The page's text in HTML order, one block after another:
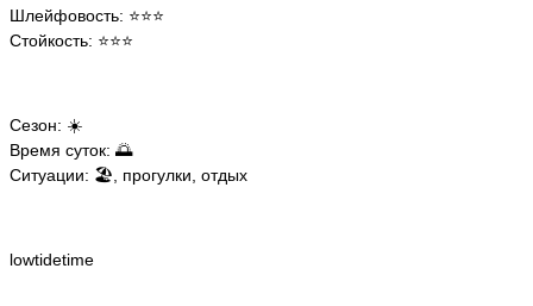
Шлейфовость: ⭐⭐⭐
Стойкость: ⭐⭐⭐
Сезон: ☀️
Время суток: 🌅
Ситуации: 🏖️, прогулки, отдых
lowtidetime